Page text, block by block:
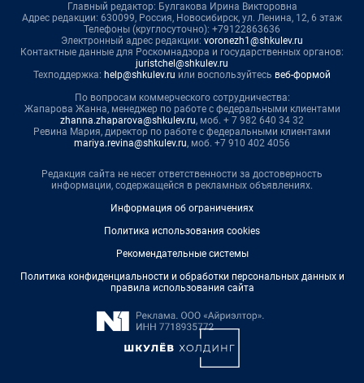
Главный редактор: Булгакова Ирина Викторовна
Адрес редакции: 630099, Россия, Новосибирск, ул. Ленина, 12, 6 этаж
Телефоны (круглосуточно): +79122863636
Электронный адрес редакции: voronezh1@shkulev.ru
Контактные данные для Роскомнадзора и государственных органов:
juristchel@shkulev.ru
Техподдержка: help@shkulev.ru или воспользуйтесь веб-формой
По вопросам коммерческого сотрудничества:
Жапарова Жанна, менеджер по работе с федеральными клиентами
zhanna.zhaparova@shkulev.ru, моб. + 7 982 640 34 32
Ревина Мария, директор по работе с федеральными клиентами
mariya.revina@shkulev.ru, моб. +7 910 402 4056
Редакция сайта не несет ответственности за достоверность
информации, содержащейся в рекламных объявлениях.
Информация об ограничениях
Политика использования cookies
Рекомендательные системы
Политика конфиденциальности и обработки персональных данных и
правила использования сайта